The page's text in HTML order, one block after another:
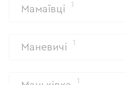
Мамаївці 1
Маневичі 1
1